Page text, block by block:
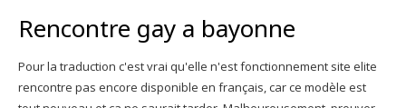
Rencontre gay a bayonne
Pour la traduction c'est vrai qu'elle n'est fonctionnement site elite
rencontre pas encore disponible en français, car ce modèle est